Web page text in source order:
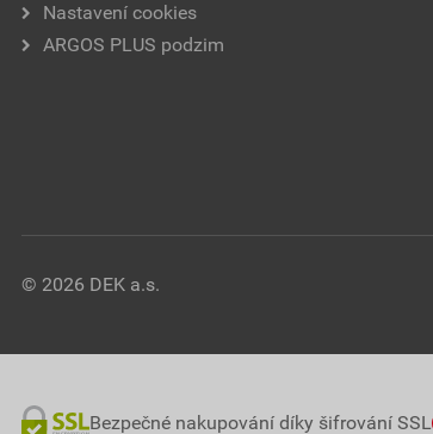
Nastavení cookies
ARGOS PLUS podzim
© 2026 DEK a.s.
Bezpečné nakupování díky šifrování SSL